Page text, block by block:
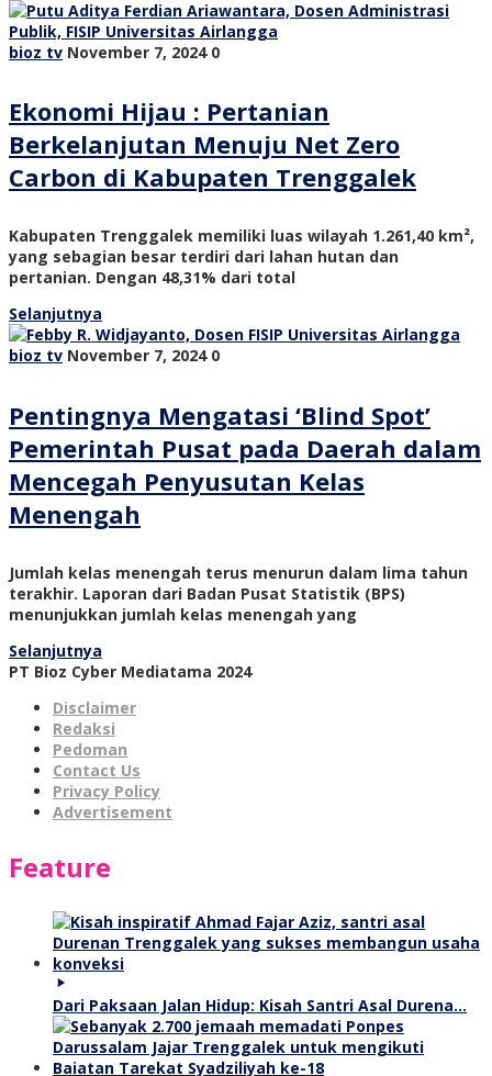
bioz tv November 7, 2024 0
Ekonomi Hijau : Pertanian
Berkelanjutan Menuju Net Zero
Carbon di Kabupaten Trenggalek
Kabupaten Trenggalek memiliki luas wilayah 1.261,40 km²,
yang sebagian besar terdiri dari lahan hutan dan
pertanian. Dengan 48,31% dari total
Selanjutnya
bioz tv November 7, 2024 0
Pentingnya Mengatasi ‘Blind Spot’
Pemerintah Pusat pada Daerah dalam
Mencegah Penyusutan Kelas
Menengah
Jumlah kelas menengah terus menurun dalam lima tahun
terakhir. Laporan dari Badan Pusat Statistik (BPS)
menunjukkan jumlah kelas menengah yang
Selanjutnya
PT Bioz Cyber Mediatama 2024
Disclaimer
Redaksi
Pedoman
Contact Us
Privacy Policy
Advertisement
Feature
Dari Paksaan Jalan Hidup: Kisah Santri Asal Durena…